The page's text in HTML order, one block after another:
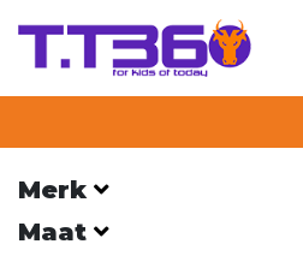
Merk
Maat